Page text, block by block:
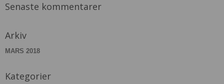
Senaste kommentarer
Arkiv
MARS 2018
Kategorier